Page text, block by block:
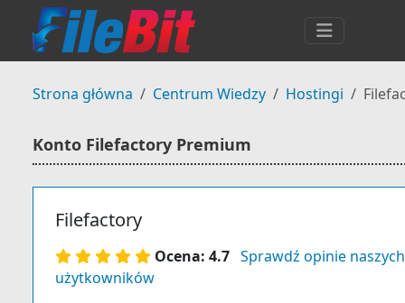
Strona główna Centrum Wiedzy Hostingi
Konto Filefactory Premium
Filefactory
Ocena: 4.7 Sprawdź opinie naszych
użytkowników